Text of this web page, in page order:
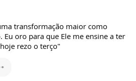
transformação maior como
Eu oro para que Ele me ensine a ter
rezo o terço"